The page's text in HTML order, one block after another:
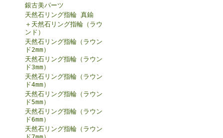
銀古美パーツ
天然石リング指輪 真鍮
＋天然石リング指輪（ラウ
ンド）
天然石リング指輪（ラウン
ド2mm）
天然石リング指輪（ラウン
ド3mm）
天然石リング指輪（ラウン
ド4mm）
天然石リング指輪（ラウン
ド5mm）
天然石リング指輪（ラウン
ド6mm）
天然石リング指輪（ラウン